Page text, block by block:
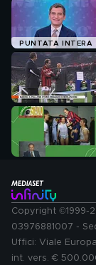
PUNTATA INTERA
Copyright ©1999-
03976881007 -
Uffici: Viale
int. vers. €